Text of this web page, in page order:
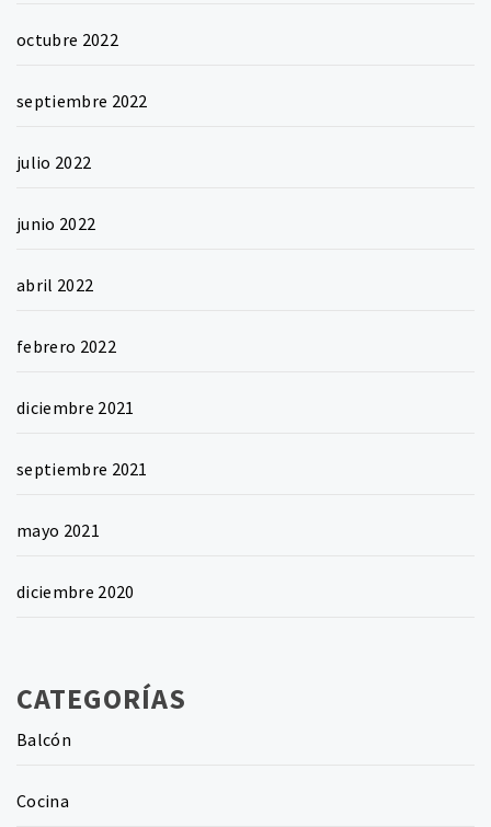
octubre 2022
septiembre 2022
julio 2022
junio 2022
abril 2022
febrero 2022
diciembre 2021
septiembre 2021
mayo 2021
diciembre 2020
CATEGORÍAS
Balcón
Cocina